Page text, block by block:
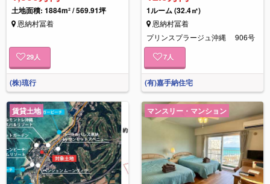
土地面積: 1884m² / 569.91坪
恩納村冨着
29人
(株)琉行
1ルーム(32.4㎡)
恩納村冨着
プリンスプラージュ沖縄 906号
7人
(有)嘉手納住宅
賃貸土地 マンスリー・マンション